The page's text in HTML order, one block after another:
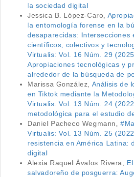
la sociedad digital
Jessica B. López-Caro,
la entomología forense en la
desaparecidas: Intersecciones
científicos, colectivos y
Virtualis: Vol. 16 Núm. 29
Apropiaciones tecnológicas y
alrededor de la búsqueda de
Marissa González, Análisis de
en Tiktok mediante la
Virtualis: Vol. 13 Núm. 24
metodológica para el estudio
Daniel Pacheco Wegmann,
Virtualis: Vol. 13 Núm. 25
resistencia en América Latina:
digital
Alexia Raquel Ávalos Rivera,
salvadoreño de posguerra: